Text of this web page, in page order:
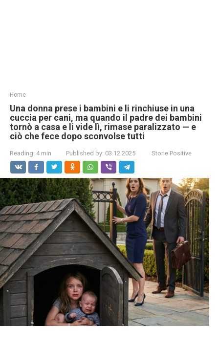
Home
Una donna prese i bambini e li rinchiuse in una
cuccia per cani, ma quando il padre dei bambini
tornò a casa e li vide lì, rimase paralizzato — e
ciò che fece dopo sconvolse tutti
Reading: 4 min Published by: 03.12.2025 Storie Positive